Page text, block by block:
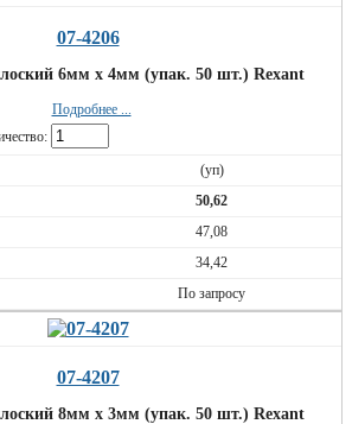
07-4206
6мм х 4мм (упак. 50 шт.) Rexant
Подробнее ...
(уп)
50,62
47,08
34,42
По запросу
07-4207
8мм х 3мм (упак. 50 шт.) Rexant